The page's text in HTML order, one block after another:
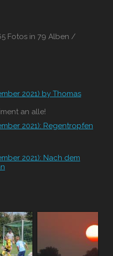
Fotos in 79 Alben /
2021) by Thomas
an alle!
2021): Regentropfen
2021): Nach dem